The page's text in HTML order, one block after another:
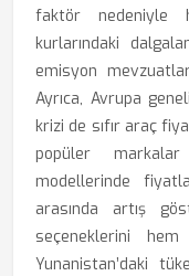
faktör nedeniyle
kurlarındaki
emisyon
Ayrıca, Avrupa
krizi de sıfır araç
popüler
modellerinde
arasında artış
seçeneklerini
Yunanistan’daki